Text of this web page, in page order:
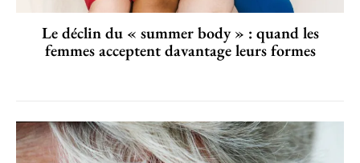
Le déclin du « summer body » : quand les
femmes acceptent davantage leurs formes